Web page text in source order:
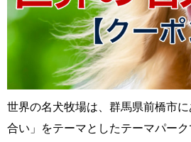
世界の名犬牧場は、群馬県前橋市
合い」をテーマとしたテーマパー